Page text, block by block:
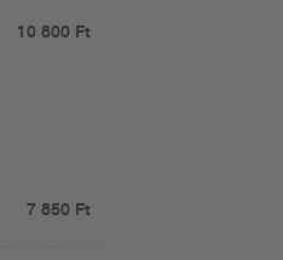
10 800 Ft
7 850 Ft